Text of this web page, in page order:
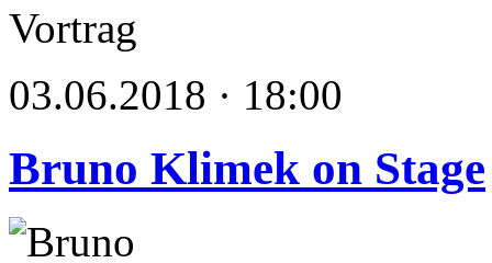
Vortrag
03.06.2018 · 18:00
Bruno Klimek on Stage